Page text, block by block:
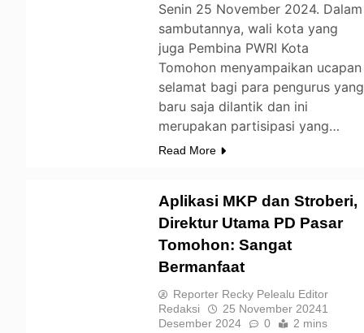
Senin 25 November 2024. Dalam
sambutannya, wali kota yang
juga Pembina PWRI Kota
Tomohon menyampaikan ucapan
selamat bagi para pengurus yang
baru saja dilantik dan ini
merupakan partisipasi yang…
Read More
Aplikasi MKP dan Stroberi,
Direktur Utama PD Pasar
Tomohon: Sangat
Bermanfaat
Reporter Recky Pelealu Editor
Redaksi
25 November 20241
Desember 2024
0 2 mins